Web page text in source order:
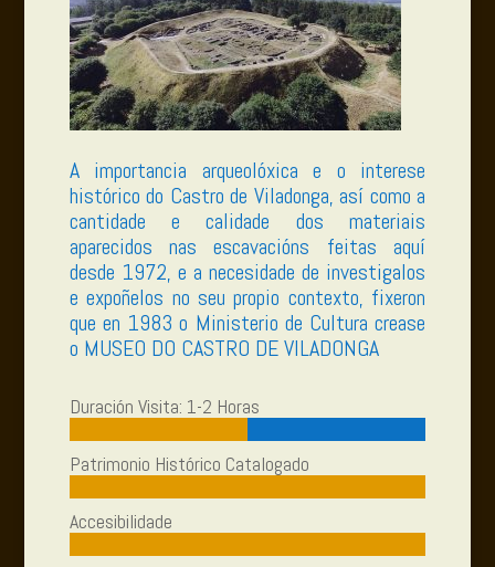
A importancia arqueolóxica e o interese
histórico do Castro de Viladonga, así como a
cantidade e calidade dos materiais
aparecidos nas escavacións feitas aquí
desde 1972, e a necesidade de investigalos
e expoñelos no seu propio contexto, fixeron
que en 1983 o Ministerio de Cultura crease
o MUSEO DO CASTRO DE VILADONGA
Duración Visita: 1-2 Horas
Patrimonio Histórico Catalogado
Accesibilidade